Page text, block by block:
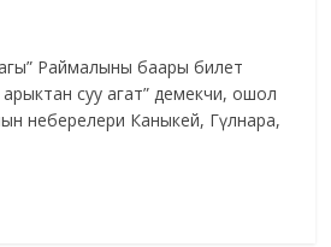
Раймалыны баары билет
суу агат” демекчи, ошол
неберелери Каныкей, Гүлнара,